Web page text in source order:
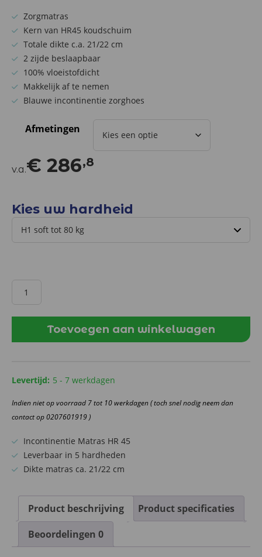
Product beschrijving
Product specificaties
Beoordelingen 0
Zorgmatras
Kern van HR45 koudschuim
Totale dikte c.a. 21/22 cm
2 zijde beslaapbaar
100% vloeistofdicht
Makkelijk af te nemen
Blauwe incontinentie zorghoes
Afmetingen
v.a.€ 286,8
Kies uw hardheid
matras
21/22
Toevoegen aan winkelwagen
Levertijd: 5 - 7 werkdagen
Indien niet op voorraad 7 tot 10 werkdagen ( toch snel nodig neem dan
contact op 0207601919 )
Incontinentie Matras HR 45
Leverbaar in 5 hardheden
Dikte matras ca. 21/22 cm